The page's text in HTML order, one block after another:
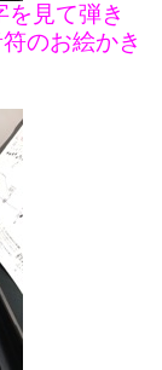
見て弾き
のお絵かき